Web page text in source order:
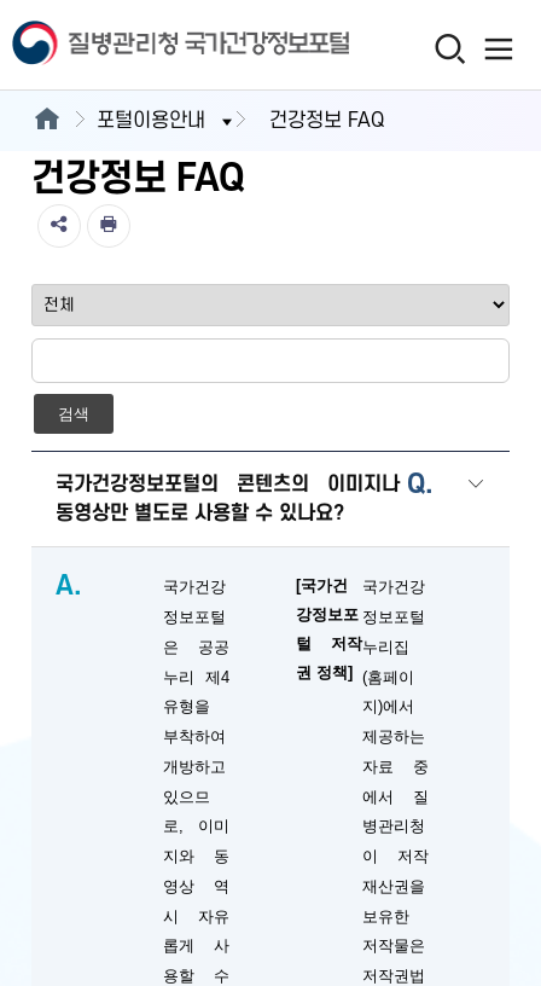
포털이용안내 건강정보 FAQ
건강정보 FAQ
검색
Q.
국가건강정보포털의 콘텐츠의 이미지나
동영상만 별도로 사용할 수 있나요?
A.
국가건강
정보포털
은 공공
누리 제4
유형을
부착하여
개방하고
있으므
로, 이미
지와 동
영상 역
시 자유
롭게 사
용할 수
[국가건
강정보포
털 저작
권 정책]
국가건강
정보포털
누리집
(홈페이
지)에서
제공하는
자료 중
에서 질
병관리청
이 저작
재산권을
보유한
저작물은
저작권법